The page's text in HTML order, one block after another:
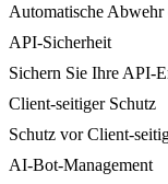
Automatische
API-Sicherheit
Sichern Sie Ihre API-
Client-seitiger Schutz
Schutz vor Client-
AI-Bot-Management